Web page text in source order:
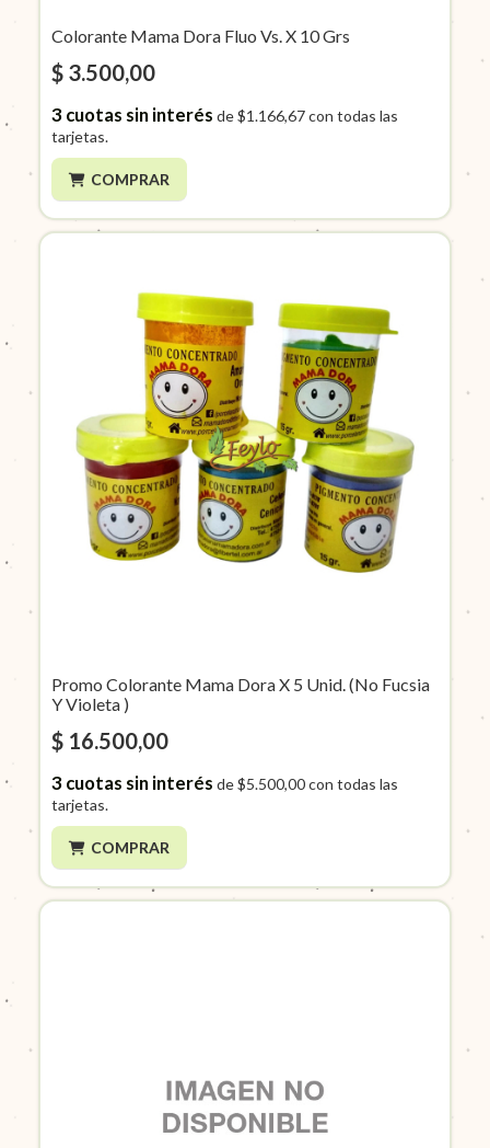
Colorante Mama Dora Fluo Vs. X 10 Grs
$ 3.500,00
3cuotas sin interés de$1.166,67con todas las
tarjetas.
COMPRAR
Promo Colorante Mama Dora X 5 Unid. (No Fucsia
Y Violeta )
$ 16.500,00
3cuotas sin interés de$5.500,00con todas las
tarjetas.
COMPRAR